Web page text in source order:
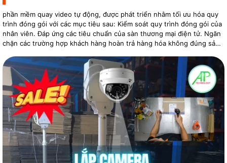
phần mềm quay video tự động, được phát triển nhằm tối ưu hóa quy
trình đóng gói với các mục tiêu sau: Kiểm soát quy trình đóng gói của
nhân viên. Đáp ứng các tiêu chuẩn của sàn thương mại điện tử. Ngăn
chặn các trường hợp khách hàng hoàn trả hàng hóa không đúng sản